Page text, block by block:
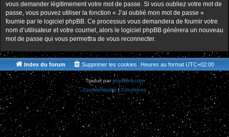
vous demander légitimement votre mot de passe. Si vous oubliez votre mot de
passe, vous pouvez utiliser la fonction « J’ai oublié mon mot de passe »
fournie par le logiciel phpBB. Ce processus vous demandera de fournir votre
nom d’utilisateur et votre courriel, alors le logiciel phpBB générera un nouveau
mot de passe qui vous permettra de vous reconnecter.
Index du forum Heures au format UTC+02:00
Supprimer les cookies
Traduit parphpBB-fr.com
Confidentialité | Conditions